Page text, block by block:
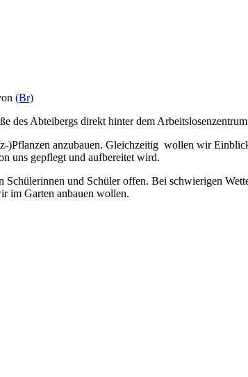
(Br)
des Abteibergs direkt hinter dem
)Pflanzen anzubauen. Gleichzeitig wollen wir
uns gepflegt und aufbereitet wird.
und Schüler offen. Bei schwierigen
im Garten anbauen wollen.